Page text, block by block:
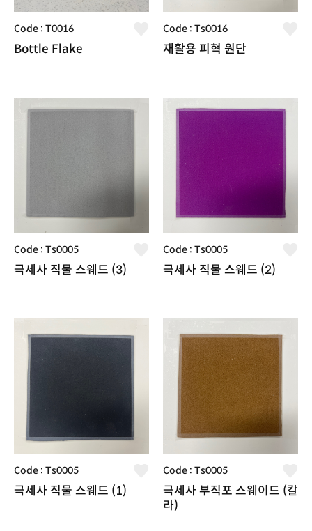
Code : T0016
Bottle Flake
Code : Ts0016
재활용 피혁 원단
Code : Ts0005
극세사 직물 스웨드 (3)
Code : Ts0005
극세사 직물 스웨드 (2)
Code : Ts0005
극세사 직물 스웨드 (1)
Code : Ts0005
극세사 부직포 스웨이드 (칼
라)